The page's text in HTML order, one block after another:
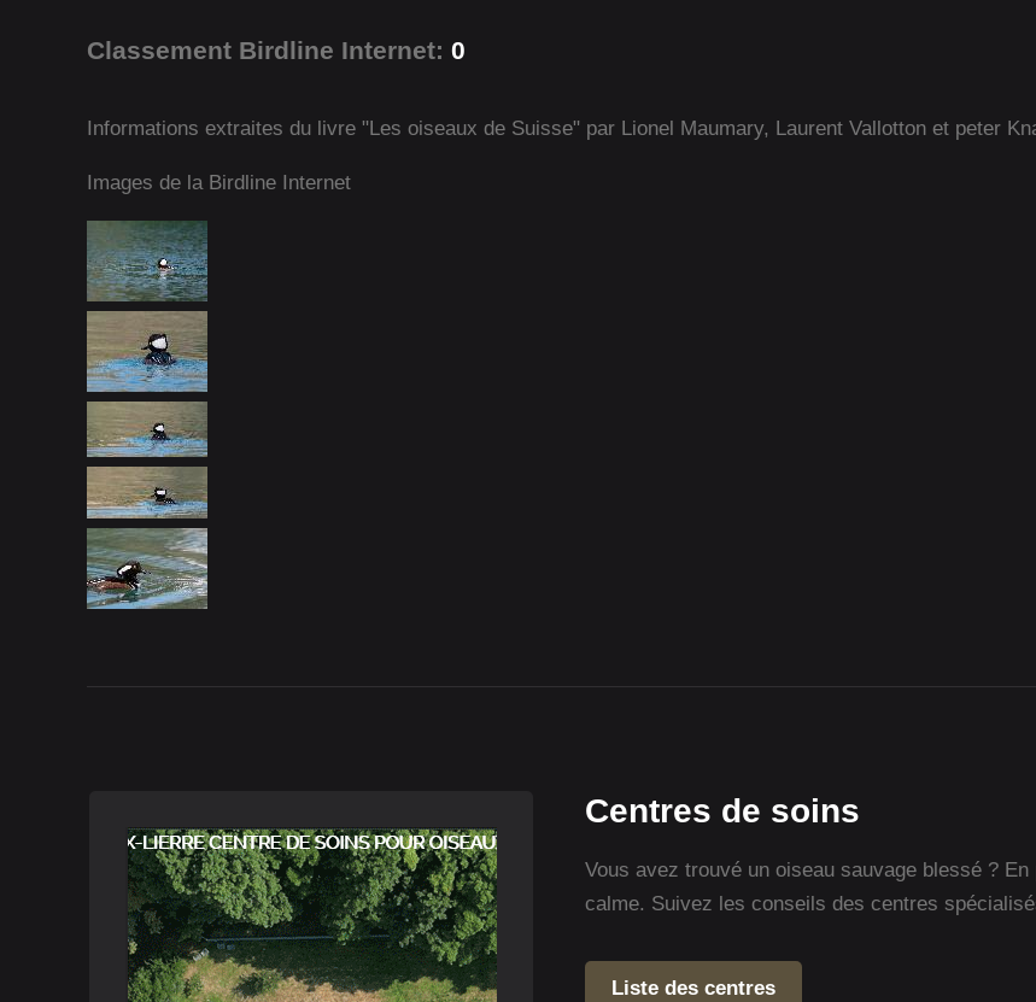
Classement Birdline Internet: 0
Informations extraites du livre "Les oiseaux de Suisse" par Lionel Maumary, Laurent Vallotton et peter
Images de la Birdline Internet
Centres de soins
Vous avez trouvé un oiseau sauvage blessé ?
calme. Suivez les conseils des centres
Liste des centres